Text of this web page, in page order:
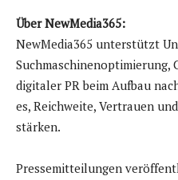
Über NewMedia365:
NewMedia365 unterstützt
digitaler PR beim Aufbau
es, Reichweite, Vertrauen
stärken.
Pressemitteilungen